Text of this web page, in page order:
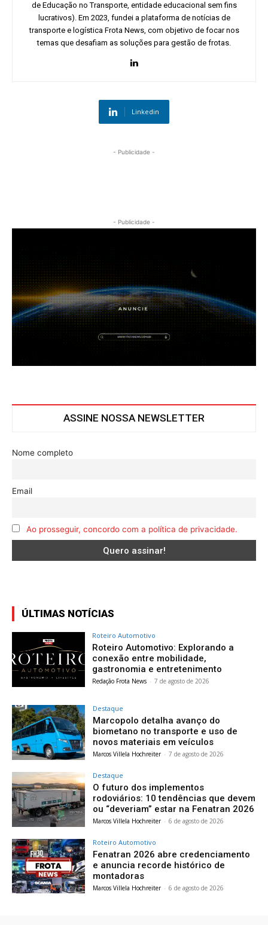
de Educação no Transporte, entidade educacional sem fins
lucrativos). Em 2023, fundei a plataforma de notícias de
transporte e logística Frota News, com objetivo de focar nos
temas que desafiam as soluções para gestão de frotas.
Linkedin
- Publicidade -
- Publicidade -
ASSINE NOSSA NEWSLETTER
Nome completo
Email
Ao prosseguir, concordo com a política de privacidade.
ÚLTIMAS NOTÍCIAS
Roteiro Automotivo
Roteiro Automotivo: Explorando a
conexão entre mobilidade,
gastronomia e entretenimento
Redação Frota News - 7 de agosto de 2026
Destaque
Marcopolo detalha avanço do
biometano no transporte e uso de
novos materiais em veículos
Marcos Villela Hochreiter - 7 de agosto de 2026
Destaque
O futuro dos implementos
rodoviários: 10 tendências que devem
ou “deveriam” estar na Fenatran 2026
Marcos Villela Hochreiter - 6 de agosto de 2026
Roteiro Automotivo
Fenatran 2026 abre credenciamento
e anuncia recorde histórico de
montadoras
Marcos Villela Hochreiter - 6 de agosto de 2026